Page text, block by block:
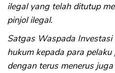
ilegal yang telah ditutup
pinjol ilegal.
Satgas Waspada
hukum kepada para
dengan terus menerus